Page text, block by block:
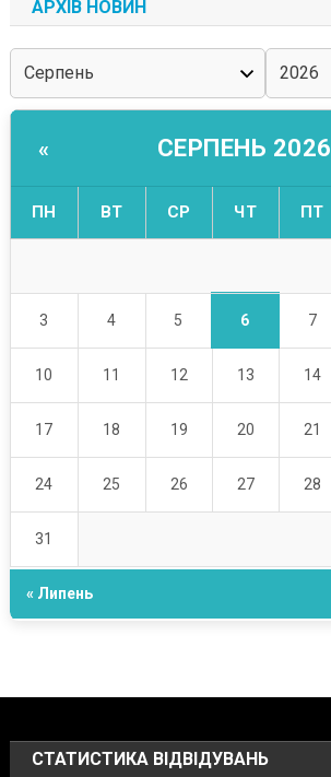
АРХІВ НОВИН
« СЕРПЕНЬ 2026
ПН ВТ СР ЧТ ПТ
3 4 5 6 7
10 11 12 13 14
17 18 19 20 21
24 25 26 27 28
31
« Липень
СТАТИСТИКА ВІДВІДУВАНЬ